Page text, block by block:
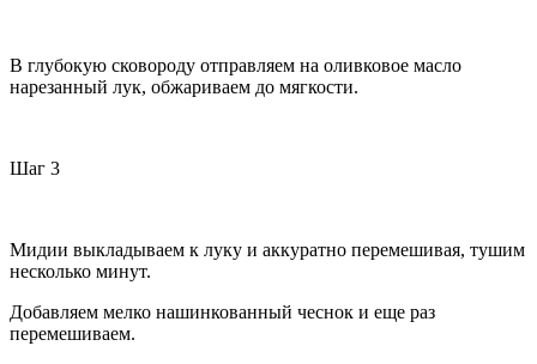
В глубокую сковороду отправляем на оливковое масло
нарезанный лук, обжариваем до мягкости.
Шаг 3
Мидии выкладываем к луку и аккуратно перемешивая, тушим
несколько минут.
Добавляем мелко нашинкованный чеснок и еще раз
перемешиваем.